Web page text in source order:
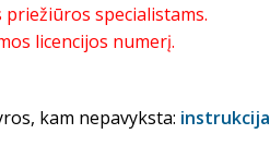
specialistams.
licencijos numerį.
kam nepavyksta: instrukcija